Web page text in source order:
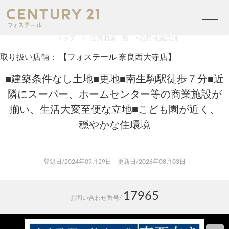
トップ > 売買 検索一覧 > 売買 検索詳細
取り扱い店舗： 【フォステール 奈良西大寺店】
■建築条件なし土地■更地■南生駒駅徒歩７分■近
隣にスーパー、ホームセンター等の商業施設が
揃い、生活大変至便な立地■こども園が近く、
穏やかな住環境
登録日/2024年09月29日 更新日/2026年08月03日
お問い合わせ番号/ 17965